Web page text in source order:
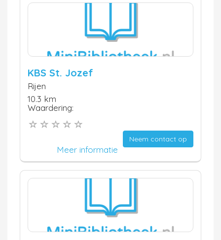
KBS St. Jozef
Rijen
10.3 km
Waardering:
Neem contact op
Meer informatie